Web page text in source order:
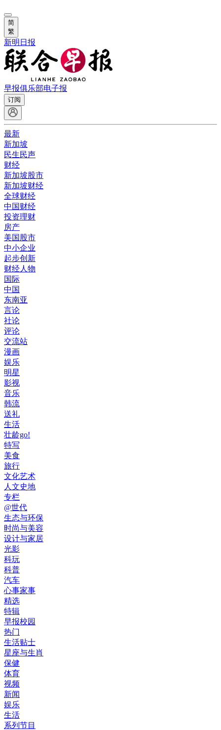
简
繁
新明日报
早报俱乐部电子报
订阅
最新
新加坡
民生民声
财经
新加坡股市
新加坡财经
全球财经
中国财经
投资理财
房产
美国股市
中小企业
起步创新
财经人物
国际
中国
东南亚
言论
社论
评论
交流站
漫画
娱乐
明星
影视
音乐
韩流
送礼
生活
壮龄go!
特写
美食
旅行
文化艺术
人文史地
专栏
@世代
生态与环保
时尚与美容
设计与家居
光影
科玩
科普
汽车
心事家事
精选
特辑
早报校园
热门
生活贴士
星座与生肖
保健
体育
视频
新闻
娱乐
生活
系列节目